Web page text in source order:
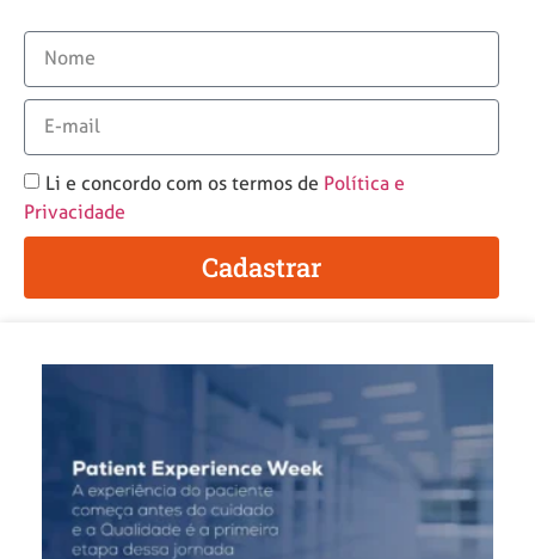
Li e concordo com os termos de Política e
Privacidade
Cadastrar